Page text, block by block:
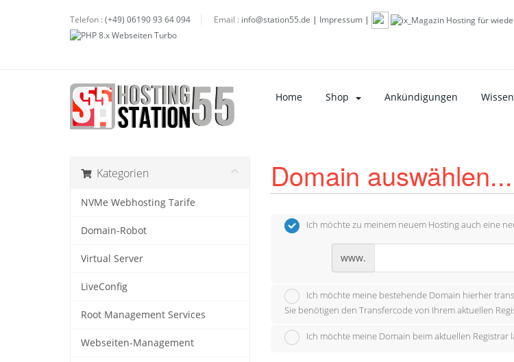
Telefon : (+49) 06190 93 64 094 Email : info@station55.de | Impressum |
Home Shop Ankündigungen
Kategorien
NVMe Webhosting Tarife
Domain-Robot
Virtual Server
LiveConfig
Root Management Services
Webseiten-Management
Domain auswählen...
Ich möchte zu meinem neuem Hosting auch eine
www.
Ich möchte meine bestehende Domain hierher
Sie benötigen den Transfercode von Ihrem aktuellen
Ich möchte meine Domain beim aktuellen